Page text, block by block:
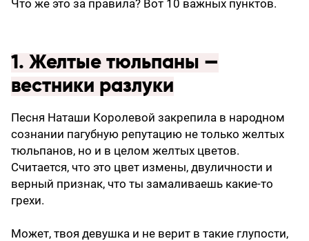
Что же это за правила? Вот 10 важных пунктов.
1. Желтые тюльпаны —
вестники разлуки
Песня Наташи Королевой закрепила в народном
сознании пагубную репутацию не только желтых
тюльпанов, но и в целом желтых цветов.
Считается, что это цвет измены, двуличности и
верный признак, что ты замаливаешь какие-то
грехи.
Может, твоя девушка и не верит в такие глупости,